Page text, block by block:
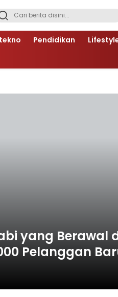
Pendidikan
yang Berawal
Pelanggan